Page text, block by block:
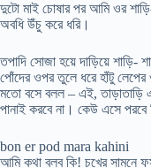
দুটো মাই চোষার পর আমি ওর
অবধি উঁচু করে ধরি।
তপাদি সোজা হয়ে দাড়িয়ে শাড়ি-
পোঁদের ওপর তুলে ধরে হাঁটু
মতো বসে বলল – এই, তাড়াতাড়ি
পানাই করবে না। কেউ এসে
bon er pod mara kahini
আমি কথা বলব কি! চখের সামনে